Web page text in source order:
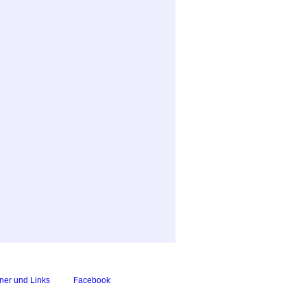
und Links Facebook